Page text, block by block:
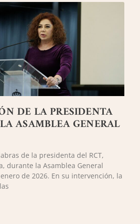
DE LA PRESIDENTA
ASAMBLEA GENERAL
de la presidenta del RCT,
durante la Asamblea General
de 2026. En su intervención, la